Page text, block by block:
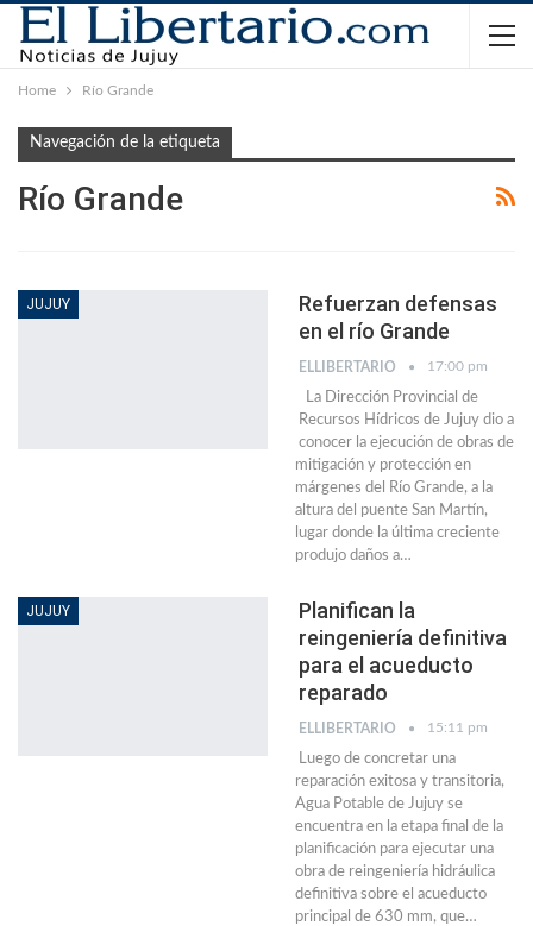
Home Río Grande
Navegación de la etiqueta
Río Grande
JUJUY
Refuerzan defensas
en el río Grande
ELLIBERTARIO 17:00 pm
La Dirección Provincial de
Recursos Hídricos de Jujuy dio a
conocer la ejecución de obras de
mitigación y protección en
márgenes del Río Grande, a la
altura del puente San Martín,
lugar donde la última creciente
produjo daños a…
JUJUY
Planifican la
reingeniería definitiva
para el acueducto
reparado
ELLIBERTARIO 15:11 pm
Luego de concretar una
reparación exitosa y transitoria,
Agua Potable de Jujuy se
encuentra en la etapa final de la
planificación para ejecutar una
obra de reingeniería hidráulica
definitiva sobre el acueducto
principal de 630 mm, que…